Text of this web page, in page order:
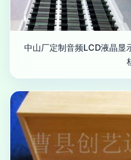
中山厂定制音频LCD液晶显